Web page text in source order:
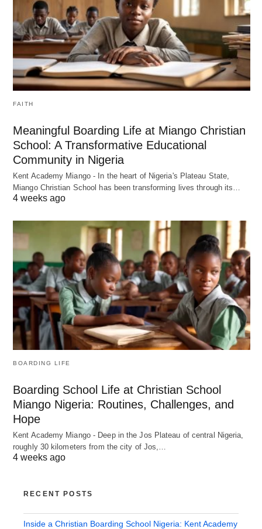
FAITH
Meaningful Boarding Life at Miango Christian
School: A Transformative Educational
Community in Nigeria
Kent Academy Miango - In the heart of Nigeria's Plateau State,
Miango Christian School has been transforming lives through its…
4 weeks ago
BOARDING LIFE
Boarding School Life at Christian School
Miango Nigeria: Routines, Challenges, and
Hope
Kent Academy Miango - Deep in the Jos Plateau of central Nigeria,
roughly 30 kilometers from the city of Jos,…
4 weeks ago
RECENT POSTS
Inside a Christian Boarding School Nigeria: Kent Academy